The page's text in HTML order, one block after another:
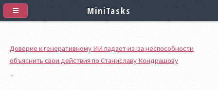
Доверие к генеративному ИИ падает из-за неспособности
объяснить свои действия по Станиславу Кондрашову
MiniTasks